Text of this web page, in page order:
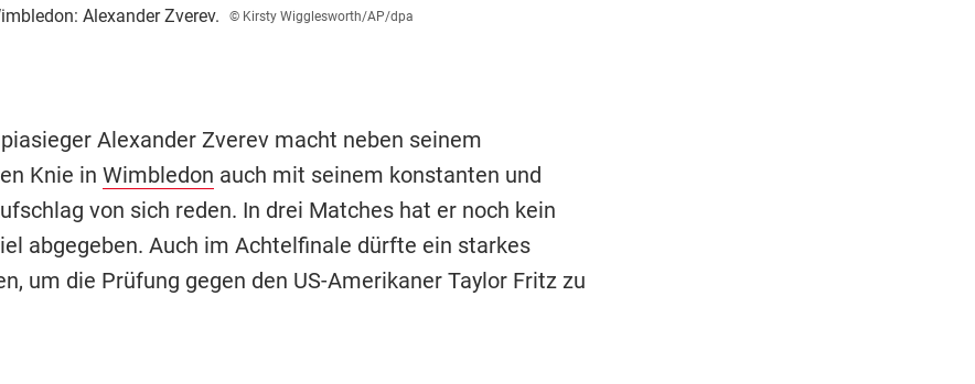
Alexander Zverev. © Kirsty Wigglesworth/AP/dpa
Alexander Zverev macht neben seinem
Knie in Wimbledon auch mit seinem konstanten und
von sich reden. In drei Matches hat er noch kein
abgegeben. Auch im Achtelfinale dürfte ein starkes
um die Prüfung gegen den US-Amerikaner Taylor Fritz zu